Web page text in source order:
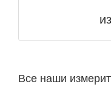
Все наши